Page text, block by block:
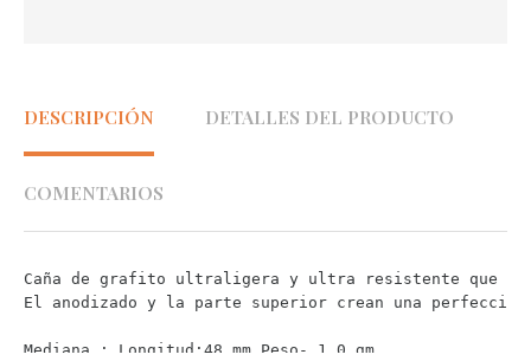
DESCRIPCIÓN DETALLES DEL PRODUCTO
COMENTARIOS
Caña de grafito ultraligera y ultra resistente que
El anodizado y la parte superior crean una perfección
Mediana : Longitud:48 mm Peso- 1.0 gm